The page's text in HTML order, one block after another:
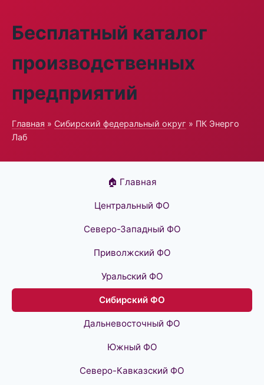
Бесплатный каталог
производственных
предприятий
Главная » Сибирский федеральный округ » ПК Энерго
Лаб
🏠 Главная
Центральный ФО
Северо-Западный ФО
Приволжский ФО
Уральский ФО
Сибирский ФО
Дальневосточный ФО
Южный ФО
Северо-Кавказский ФО